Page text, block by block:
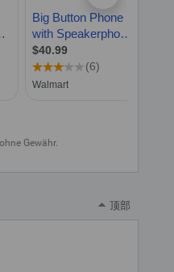
Gewähr.
顶部